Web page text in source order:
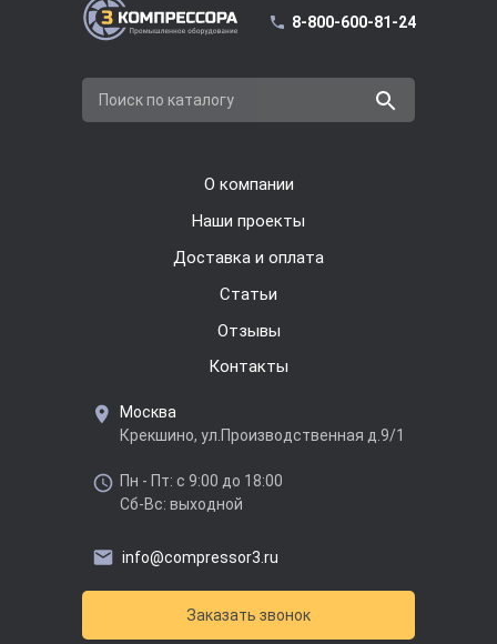
8-800-600-81-24
Поиск по каталогу
О компании
Наши проекты
Доставка и оплата
Cтатьи
Отзывы
Контакты
Москва
Крекшино, ул.Производственная д.9/1
Пн - Пт: с 9:00 до 18:00
Сб-Вс: выходной
info@compressor3.ru
Заказать звонок